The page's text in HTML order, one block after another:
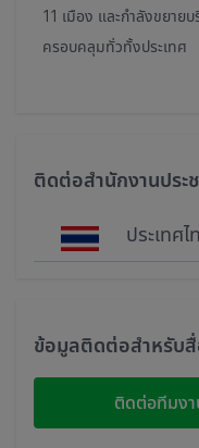
11 เมือง และกำลังขยาย
ครอบคลุมทั่วทั้งประเทศ
ติดต่อสำนักงานประ
ประเทศไ
Malaysia
Indonesia
ข้อมูลติดต่อสำหรับ
ติดต่อทีมง